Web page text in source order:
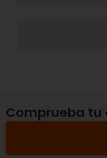
Comprueba tu